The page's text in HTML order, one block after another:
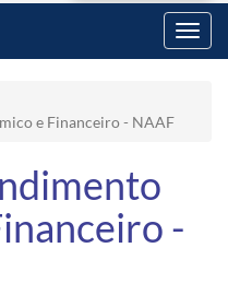
e Financeiro - NAAF
-